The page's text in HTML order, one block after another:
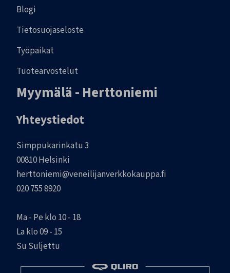
Blogi
Tietosuojaseloste
Työpaikat
Tuotearvostelut
Myymälä - Herttoniemi
Yhteystiedot
Simppukarinkatu 3
00810 Helsinki
herttoniemi@veneilijanverkkokauppa.fi
020 755 8920
Ma - Pe klo 10 - 18
La klo 09 - 15
Su Suljettu